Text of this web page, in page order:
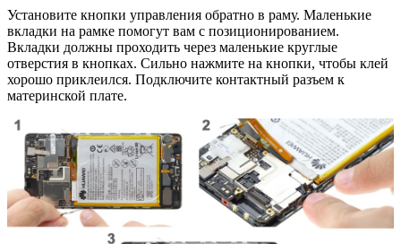
Установите кнопки управления обратно в раму. Маленькие
вкладки на рамке помогут вам с позиционированием.
Вкладки должны проходить через маленькие круглые
отверстия в кнопках. Сильно нажмите на кнопки, чтобы клей
хорошо приклеился. Подключите контактный разъем к
материнской плате.